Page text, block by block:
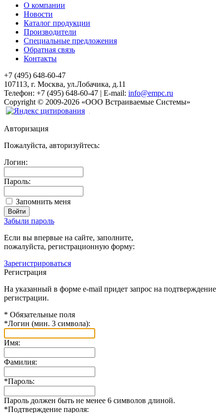
О компании
Новости
Каталог продукции
Производители
Специальные предложения
Обратная связь
Контакты
+7 (495) 648-60-47
107113, г. Москва, ул.Лобачика, д.11
Телефон: +7 (495) 648-60-47 | E-mail: info@empc.ru
Copyright © 2009-2026 «ООО Встраиваемые Системы»
Авторизация
Пожалуйста, авторизуйтесь:
Логин:
Пароль:
Запомнить меня
Забыли пароль
Если вы впервые на сайте, заполните,
пожалуйста, регистрационную форму:
Зарегистрироваться
Регистрация
На указанный в форме e-mail придет запрос на подтверждение
регистрации.
* Обязательные поля
*Логин (мин. 3 символа):
Имя:
Фамилия:
*Пароль:
Пароль должен быть не менее 6 символов длиной.
*Подтверждение пароля: